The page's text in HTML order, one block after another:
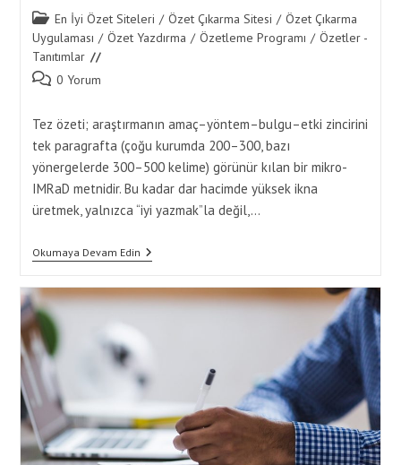
Post
category:
En İyi Özet Siteleri / Özet Çıkarma Sitesi / Özet Çıkarma
Uygulaması / Özet Yazdırma / Özetleme Programı / Özetler -
Tanıtımlar
Post 0 Yorum
Tez özeti; araştırmanın amaç–yöntem–bulgu–etki zincirini
tek paragrafta (çoğu kurumda 200–300, bazı
yönergelerde 300–500 kelime) görünür kılan bir mikro-
IMRaD metnidir. Bu kadar dar hacimde yüksek ikna
üretmek, yalnızca “iyi yazmak”la değil,…
Okumaya Devam EdinÖzet
Ile